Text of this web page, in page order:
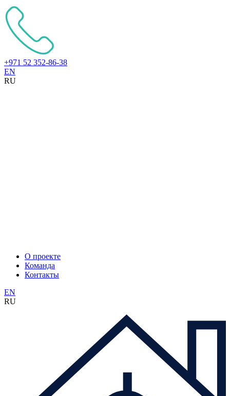
+971 52 352-86-38
EN
RU
О проекте
Команда
Контакты
EN
RU